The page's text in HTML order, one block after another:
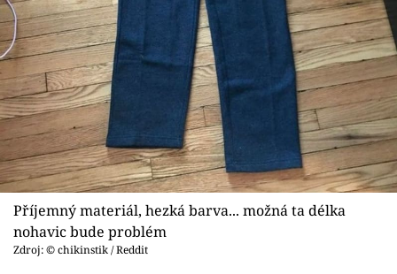
Příjemný materiál, hezká barva... možná ta délka
nohavic bude problém
Zdroj: © chikinstik / Reddit